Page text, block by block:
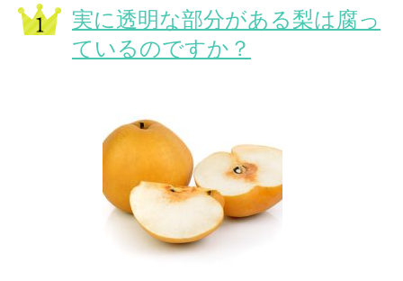
実に透明な部分がある梨は腐っ
ているのですか？